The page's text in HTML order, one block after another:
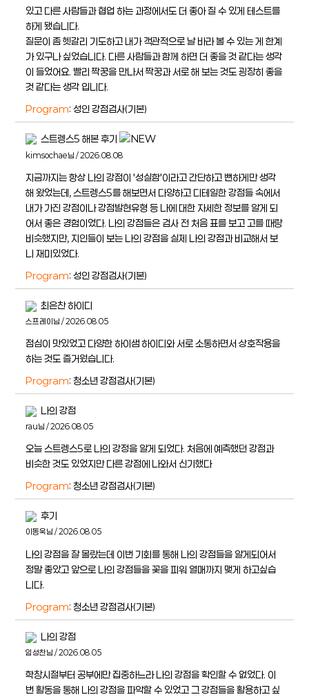
있고 다른 사람들과 협업 하는 과정에서도 더 좋아 질 수 있게 테스트를
하게 됐습니다.
질문이 좀 헷갈리 기도하고 내가 객관적으로 날 바라 볼 수 있는 게 한계
가 있구나 싶었습니다. 다른 사람들과 함께 하면 더 좋을 것 같다는 생각
이 들었어요. 빨리 짝꿍을 만나서 짝꿍과 서로 해 보는 것도 굉장히 좋을
것 같다는 생각 입니다.
Program: 성인 강점검사(기본)
스트렝스5 해본 후기
kimsochae님 / 2026.08.08
지금까지는 항상 나의 강점이 '성실함'이라고 간단하고 뻔하게만 생각
해 왔었는데, 스트렝스5를 해보면서 다양하고 디테일한 강점들 속에서
내가 가진 강점이나 강점발현유형 등 나에 대한 자세한 정보를 알게 되
어서 좋은 경험이었다. 나의 강점들은 검사 전 처음 표를 보고 고를 때랑
비슷했지만, 지인들이 보는 나의 강점을 실제 나의 강점과 비교해서 보
니 재미있었다.
Program: 성인 강점검사(기본)
최은찬 하이디
스프레이님 / 2026.08.05
점심이 맛있었고 다양한 하이샘 하이디와 서로 소통하면서 상호작용을
하는 것도 즐거웠습니다.
Program: 청소년 강점검사(기본)
나의 강점
rau님 / 2026.08.05
오늘 스트렝스5로 나의 강정을 알게 되었다. 처음에 예측했던 강점과
비슷한 것도 있었지만 다른 강점에 나와서 신기했다
Program: 청소년 강점검사(기본)
후기
이동욱님 / 2026.08.05
나의 강점을 잘 몰랐는데 이번 기회를 통해 나의 강점들을 알게되어서
정말 좋았고 앞으로 나의 강점들을 꽃을 피워 열매까지 맺게 하고싶습
니다.
Program: 청소년 강점검사(기본)
나의 강점
임성찬님 / 2026.08.05
학창시절부터 공부에만 집중하느라 나의 강점을 확인할 수 없었다. 이
번 활동을 통해 나의 강점을 파악할 수 있었고 그 강점들을 활용하고 싶